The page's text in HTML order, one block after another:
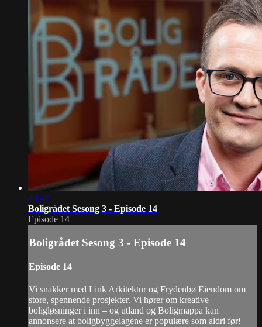
23:47
Boligrådet Sesong 3 - Episode 14
Episode 14
Boligrådet Sesong 3 - Episode 14
Episode 14
Vi snakker med Link Arkitektur og Frydenbø Eiendom om
store, spennende prosjekter. Vi hører om kreative
boligløsninger i inn – og utland og Boligmappa kan
annonsere at boligbyggelagene er populære som aldri før!